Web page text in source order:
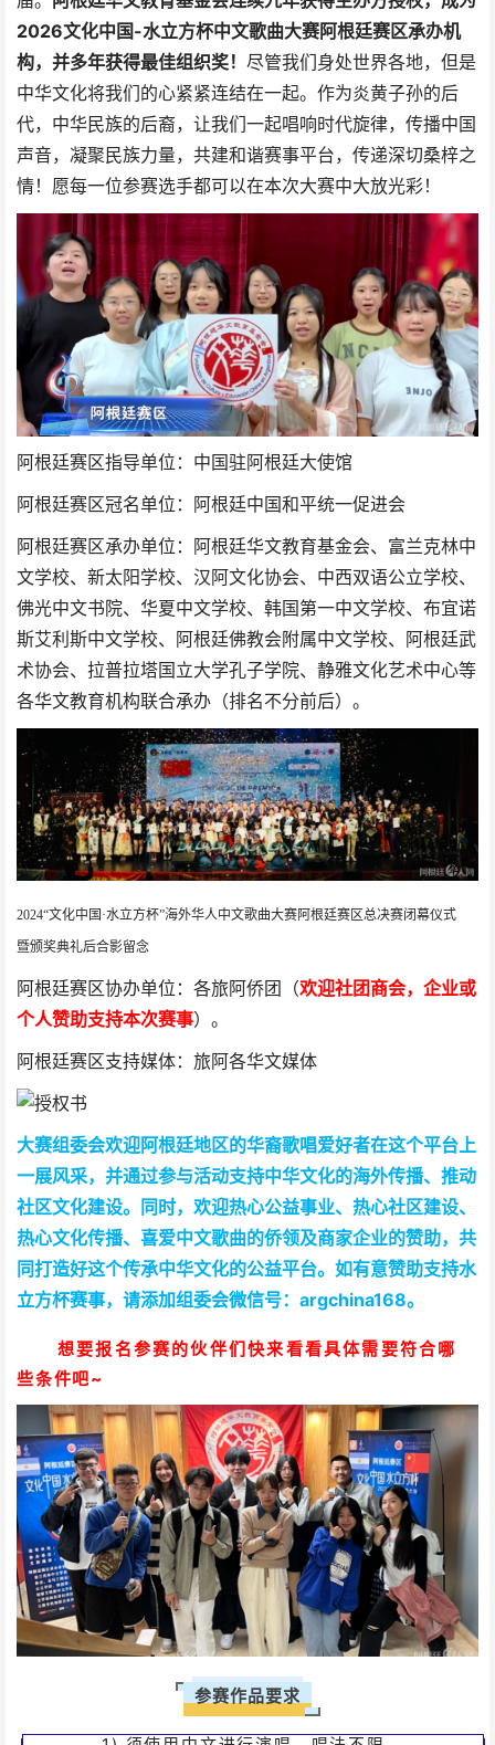
2026文化中国-水立方杯中文歌曲大赛阿根廷赛区承办机
构，并多年获得最佳组织奖！ 尽管我们身处世界各地，但是
中华文化将我们的心紧紧连结在一起。作为炎黄子孙的后
代，中华民族的后裔，让我们一起唱响时代旋律，传播中国
声音，凝聚民族力量，共建和谐赛事平台，传递深切桑梓之
情！愿每一位参赛选手都可以在本次大赛中大放光彩！
阿根廷赛区指导单位：中国驻阿根廷大使馆
阿根廷赛区冠名单位：阿根廷中国和平统一促进会
阿根廷赛区承办单位：阿根廷华文教育基金会、富兰克林中
文学校、新太阳学校、汉阿文化协会、中西双语公立学校、
佛光中文书院、华夏中文学校、韩国第一中文学校、布宜诺
斯艾利斯中文学校、阿根廷佛教会附属中文学校、阿根廷武
术协会、拉普拉塔国立大学孔子学院、静雅文化艺术中心等
各华文教育机构联合承办（排名不分前后）。
2024“文化中国·水立方杯”海外华人中文歌曲大赛阿根廷赛区总决赛闭幕仪式
暨颁奖典礼后合影留念
阿根廷赛区协办单位：各旅阿侨团（欢迎社团商会，企业或
个人赞助支持本次赛事）。
阿根廷赛区支持媒体：旅阿各华文媒体
大赛组委会欢迎阿根廷地区的华裔歌唱爱好者在这个平台上
一展风采，并通过参与活动支持中华文化的海外传播、推动
社区文化建设。同时，欢迎热心公益事业、热心社区建设、
热心文化传播、喜爱中文歌曲的侨领及商家企业的赞助，共
同打造好这个传承中华文化的公益平台。如有意赞助支持水
立方杯赛事，请添加组委会微信号：argchina168。
想要报名参赛的伙伴们快来看看具体需要符合哪
些条件吧~
参赛作品要求